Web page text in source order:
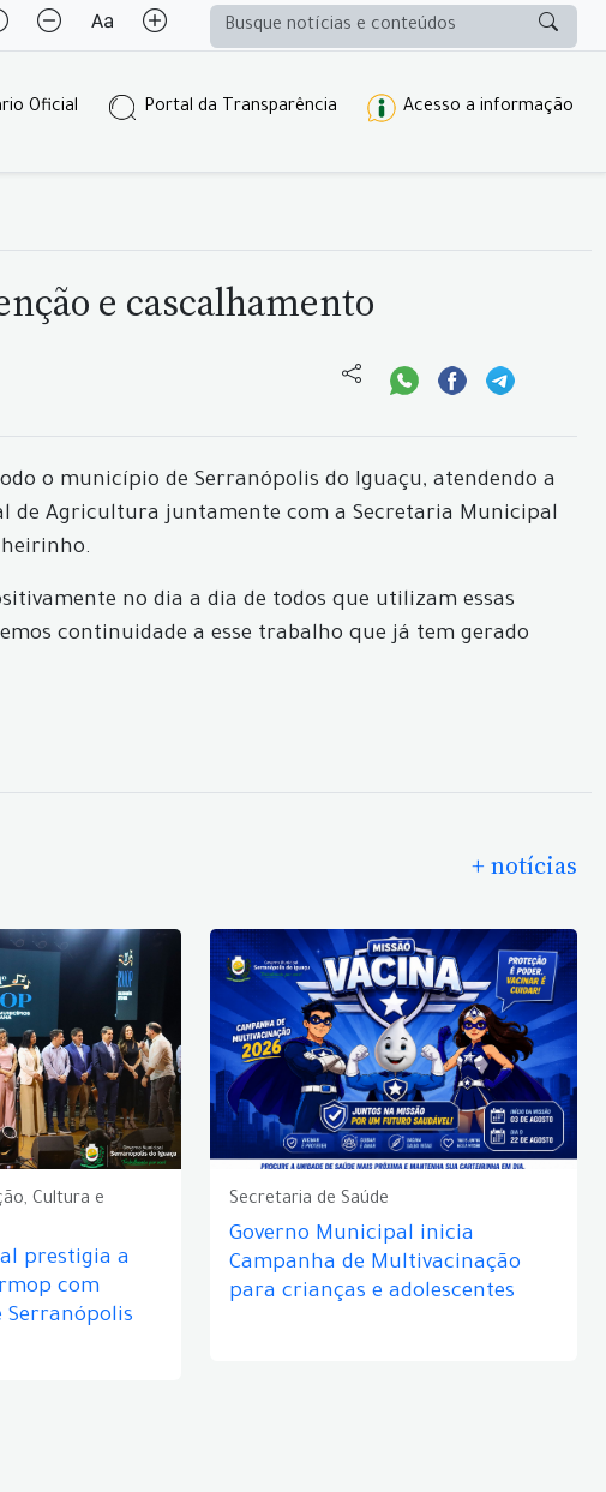
Oficial Portal da Transparência Acesso a informação
e cascalhamento
o município de Serranópolis do Iguaçu, atendendo a
de Agricultura juntamente com a Secretaria Municipal
no dia a dia de todos que utilizam essas
continuidade a esse trabalho que já tem gerado
+ notícias
Cultura e
prestigia a
com
Serranópolis
Secretaria de Saúde
Governo Municipal inicia
Campanha de Multivacinação
para crianças e adolescentes